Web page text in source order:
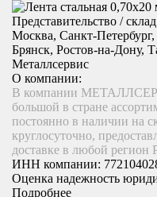
Представительство /
Москва, Санкт-
Брянск, Ростов-на-Дону,
Металлсервис
О компании:
В компании
большой в стране
постоянно в наличии на
круглосуточно,
доставке в любой регион
ИНН компании:
Оценка надежность
Подробнее